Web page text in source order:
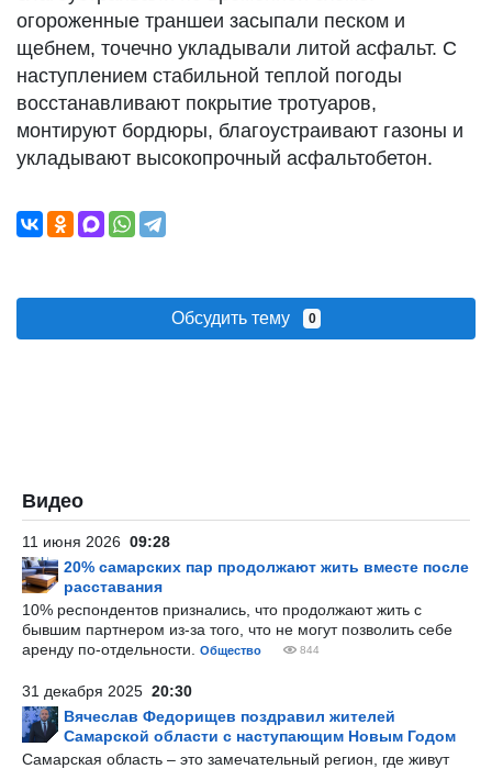
огороженные траншеи засыпали песком и
щебнем, точечно укладывали литой асфальт. С
наступлением стабильной теплой погоды
восстанавливают покрытие тротуаров,
монтируют бордюры, благоустраивают газоны и
укладывают высокопрочный асфальтобетон.
Обсудить тему 0
Видео
11 июня 2026 09:28
20% самарских пар продолжают жить вместе после
расставания
10% респондентов признались, что продолжают жить с
бывшим партнером из-за того, что не могут позволить себе
аренду по-отдельности.
Общество 844
31 декабря 2025 20:30
Вячеслав Федорищев поздравил жителей
Самарской области с наступающим Новым Годом
Самарская область – это замечательный регион, где живут